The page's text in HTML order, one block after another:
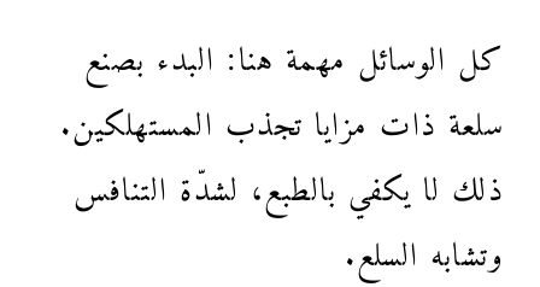
كل الوسائل مهمة هنا: البدء بصنع
سلعة ذات مزايا تجذب المستهلكين.
ذلك لا يكفي بالطبع، لشدّة التنافس
وتشابه السلع.